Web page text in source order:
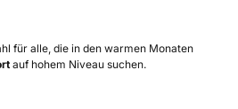
für alle, die in den warmen Monaten
auf hohem Niveau suchen.